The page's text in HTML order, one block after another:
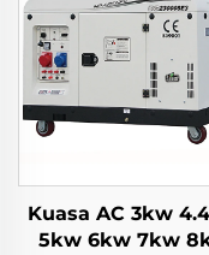
Kuasa AC 3kw
5kw 6kw 7kw